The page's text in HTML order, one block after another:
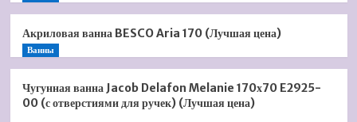
Акриловая ванна BESCO Aria 170 (Лучшая цена)
Ванны
Чугунная ванна Jacob Delafon Melanie 170х70 E2925-
00 (с отверстиями для ручек) (Лучшая цена)